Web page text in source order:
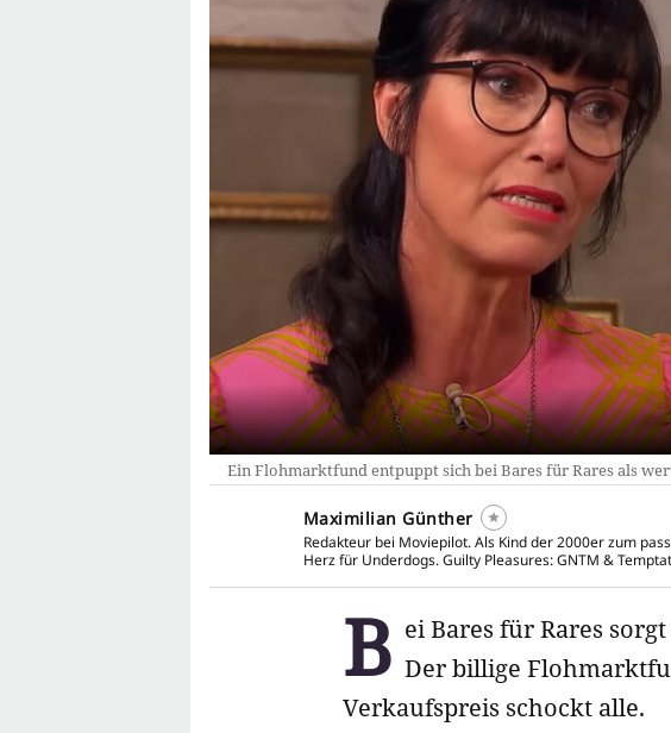
Ein Flohmarktfund entpuppt sich bei Bares für Rares als
Maximilian Günther
Redakteur bei Moviepilot. Als Kind der 2000er zum
Herz für Underdogs. Guilty Pleasures: GNTM &
B ei Bares für Rares
Der billige
Verkaufspreis schockt alle.